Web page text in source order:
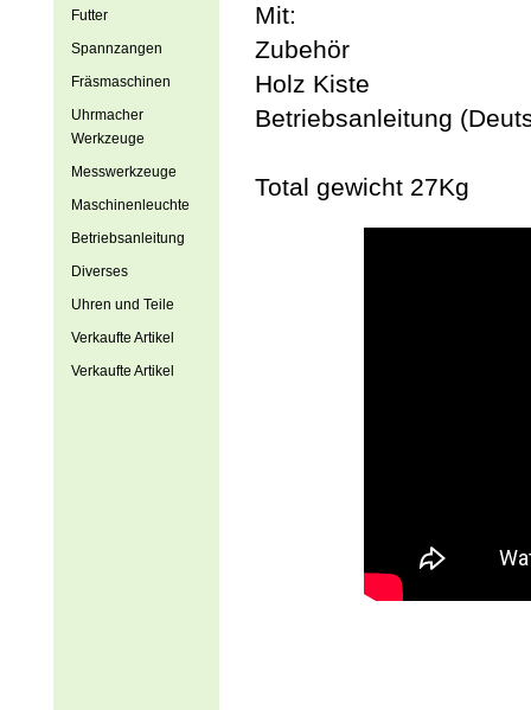
Mit:
Zubehör
Holz Kiste
Betriebsanleitung
Total gewicht 27Kg
Futter
Spannzangen
Fräsmaschinen
Uhrmacher
Werkzeuge
Messwerkzeuge
Maschinenleuchte
Betriebsanleitung
Diverses
Uhren und Teile
Verkaufte Artikel
Verkaufte Artikel